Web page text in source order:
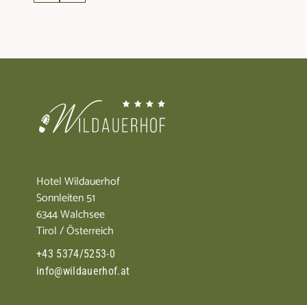
Hotel Wildauerhof
Sonnleiten 51
6344 Walchsee
Tirol / Österreich
+43 5374/5253-0
info@wildauerhof.at